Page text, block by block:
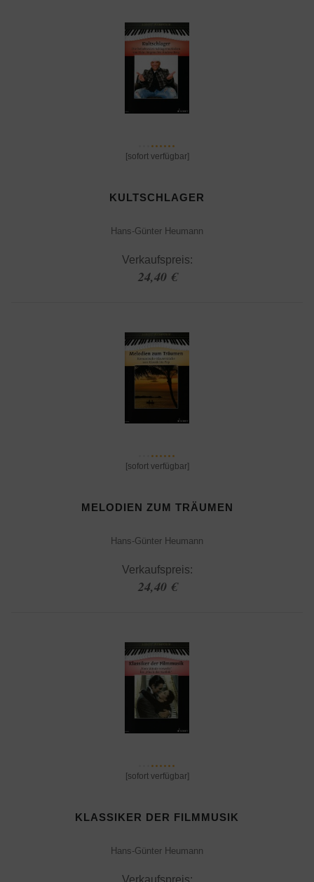
[sofort verfügbar]
KULTSCHLAGER
Hans-Günter Heumann
Verkaufspreis:
24,40 €
[sofort verfügbar]
MELODIEN ZUM TRÄUMEN
Hans-Günter Heumann
Verkaufspreis:
24,40 €
[sofort verfügbar]
KLASSIKER DER FILMMUSIK
Hans-Günter Heumann
Verkaufspreis: